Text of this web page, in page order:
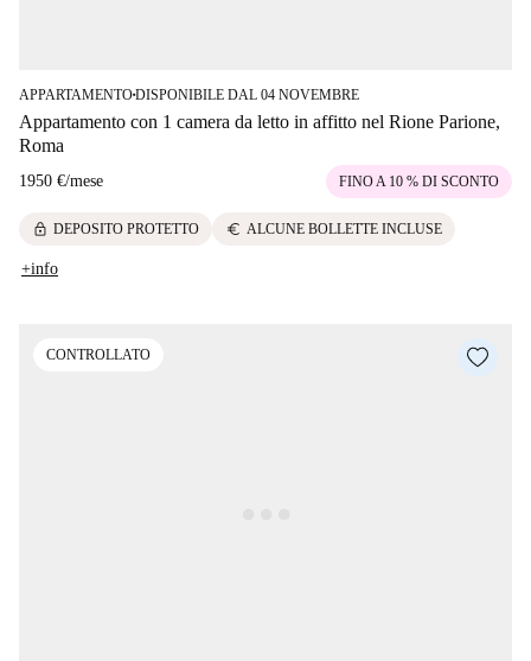
APPARTAMENTO■DISPONIBILE DAL 04 NOVEMBRE
Appartamento con 1 camera da letto in affitto nel Rione Parione,
Roma
1950 €/mese FINO A 10 % DI SCONTO
lock DEPOSITO PROTETTO euro ALCUNE BOLLETTE INCLUSE
+info
CONTROLLATO